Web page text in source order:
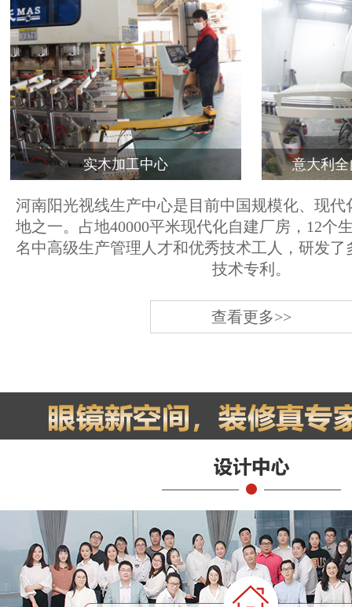
实木加工中心 意大利
河南阳光视线生产中心是目前中国规模化、现代
地之一。占地40000平米现代化自建厂房，12个
名中高级生产管理人才和优秀技术工人，研发了
技术专利。
查看更多>>